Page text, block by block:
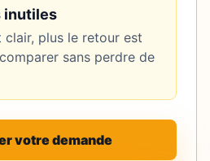
inutiles
clair, plus le retour est
sans perdre de
votre demande